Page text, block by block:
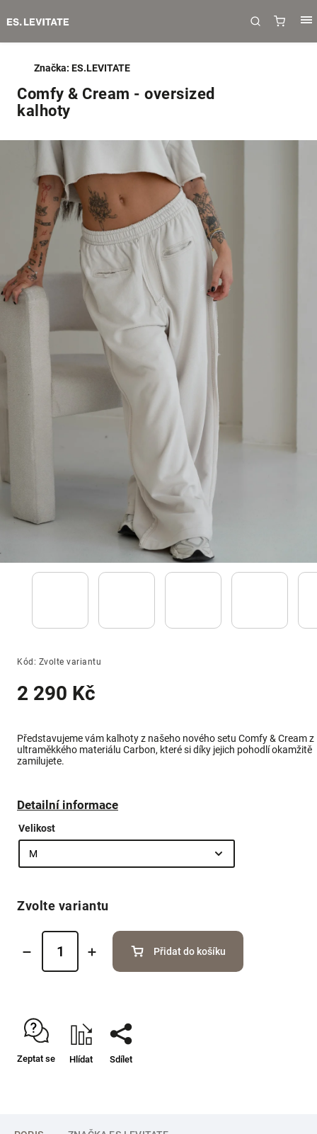
Comfy & Cream - oversized
kalhoty
Kód: Zvolte variantu
2 290 Kč
Představujeme vám kalhoty z našeho nového setu Comfy & Cream z
ultraměkkého materiálu Carbon, které si díky jejich pohodlí okamžitě
zamilujete.
Detailní informace
Značka: ES.LEVITATE
Velikost
Zvolte variantu
Přidat do košíku
Zeptat se Hlídat Sdílet